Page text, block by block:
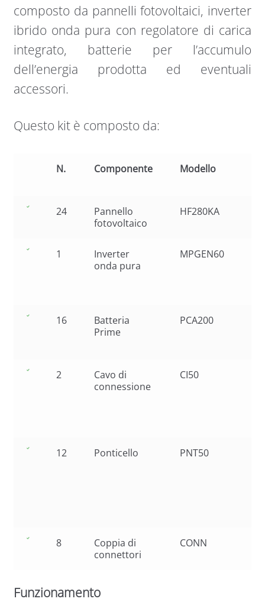
composto da pannelli fotovoltaici, inverter
ibrido onda pura con regolatore di carica
integrato, batterie per l’accumulo
dell’energia prodotta ed eventuali
accessori.
Questo kit è composto da:
N. Componente Modello
24
Pannello
fotovoltaico
HF280KA
1
Inverter
onda pura
MPGEN60
16
Batteria
Prime
PCA200
2
Cavo di
connessione
CI50
12 Ponticello PNT50
8
Coppia di
connettori
CONN
Funzionamento